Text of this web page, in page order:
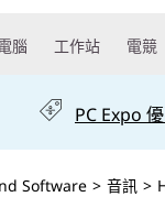
腦 工作站 電競
PC Expo
Software > 音訊 >